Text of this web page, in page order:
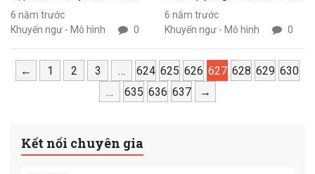
Phú (Minh Phu Seafood
Corp) cùng 4 doanh nhân
tiêu biểu thuộc các lĩnh vực
kinh doanh khác vừa được
nhận giải thưởng quốc tế
nghiệp.
6 năm trước
Khuyến ngư - Mô hình
0
14%, bất chấp những phải
đối từ các ngân hàng, nhà
đầu tư không chọn chứng
khoán mà thay vào đó họ
chọn vàng làm kênh đầu tư.
6 năm trước
Khuyến ngư - Mô hình
0
← 1 2 3 … 624 625 626 627 628 629 630
…
635 636 637 →
Kết nối chuyên gia